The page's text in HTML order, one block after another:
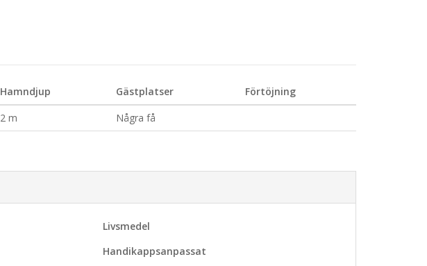
Hamndjup Gästplatser
Förtöjning
2 m
Några få
Livsmedel
Handikappsanpassat